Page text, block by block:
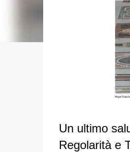
Un ultimo
Regolarità e